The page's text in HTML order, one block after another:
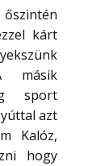
kárt
másik
sport
azt
Kalóz,
hogy